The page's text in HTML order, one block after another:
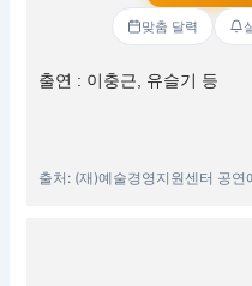
맞춤 달력
출연 : 이충근, 유슬기 등
출처: (재)예술경영지원센터 공